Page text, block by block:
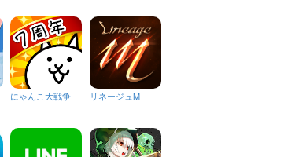
にゃんこ大戦争 リネージュM